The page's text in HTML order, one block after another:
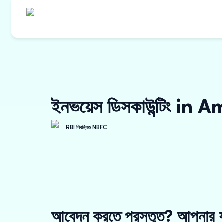
ইনভয়েস ডিসকাউন্টিং in
RBI নিবন্ধিত NBFC
আবেদন করতে প্রস্তুত? আপনার